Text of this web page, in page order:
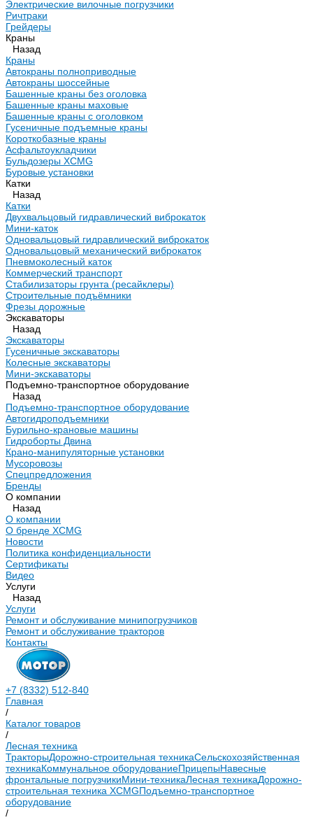
Электрические вилочные погрузчики
Ричтраки
Грейдеры
Краны
Назад
Краны
Автокраны полноприводные
Автокраны шоссейные
Башенные краны без оголовка
Башенные краны маховые
Башенные краны с оголовком
Гусеничные подъемные краны
Короткобазные краны
Асфальтоукладчики
Бульдозеры XCMG
Буровые установки
Катки
Назад
Катки
Двухвальцовый гидравлический виброкаток
Мини-каток
Одновальцовый гидравлический виброкаток
Одновальцовый механический виброкаток
Пневмоколесный каток
Коммерческий транспорт
Стабилизаторы грунта (ресайклеры)
Строительные подъёмники
Фрезы дорожные
Экскаваторы
Назад
Экскаваторы
Гусеничные экскаваторы
Колесные экскаваторы
Мини-экскаваторы
Подъемно-транспортное оборудование
Назад
Подъемно-транспортное оборудование
Автогидроподъемники
Бурильно-крановые машины
Гидроборты Двина
Крано-манипуляторные установки
Мусоровозы
Спецпредложения
Бренды
О компании
Назад
О компании
О бренде XCMG
Новости
Политика конфиденциальности
Сертификаты
Видео
Услуги
Назад
Услуги
Ремонт и обслуживание минипогрузчиков
Ремонт и обслуживание тракторов
Контакты
+7 (8332) 512-840
Главная
/
Каталог товаров
/
Лесная техника
ТракторыДорожно-строительная техникаСельскохозяйственная
техникаКоммунальное оборудованиеПрицепыНавесные
фронтальные погрузчикиМини-техникаЛесная техникаДорожно-
строительная техника XCMGПодъемно-транспортное
оборудование
/